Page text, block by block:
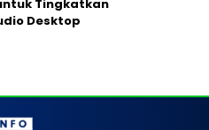
Tingkatkan
Desktop